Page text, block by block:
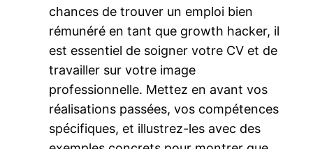
chances de trouver un emploi bien
rémunéré en tant que growth hacker, il
est essentiel de soigner votre CV et de
travailler sur votre image
professionnelle. Mettez en avant vos
réalisations passées, vos compétences
spécifiques, et illustrez-les avec des